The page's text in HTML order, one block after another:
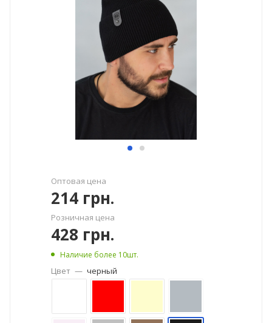
Оптовая цена
214 грн.
Розничная цена
428 грн.
Наличие более 10шт.
Цвет — черный